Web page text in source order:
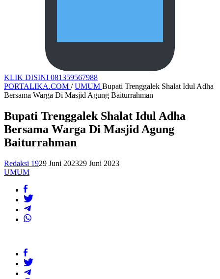
KLIK DISINI 081359567988
PORTALIKA.COM / UMUM Bupati Trenggalek Shalat Idul Adha
Bersama Warga Di Masjid Agung Baiturrahman
Bupati Trenggalek Shalat Idul Adha
Bersama Warga Di Masjid Agung
Baiturrahman
Redaksi 1929 Juni 202329 Juni 2023
UMUM